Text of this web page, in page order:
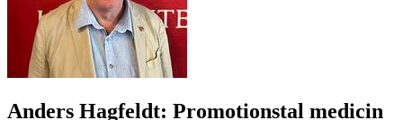
Anders Hagfeldt: Promotionstal medicin